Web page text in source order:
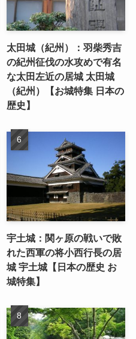
太田城（紀州）：羽柴秀吉
の紀州征伐の水攻めで有名
な太田左近の居城 太田城
（紀州）【お城特集 日本の
歴史】
宇土城：関ヶ原の戦いで敗
れた西軍の将小西行長の居
城 宇土城【日本の歴史 お
城特集】